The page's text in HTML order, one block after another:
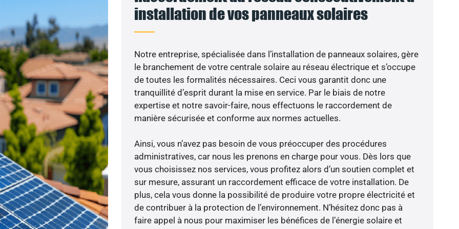
installation de vos panneaux solaires
Notre entreprise, spécialisée dans l’installation de panneaux solaires, gère
le branchement de votre centrale solaire au réseau électrique et s’occupe
de toutes les formalités nécessaires. Ceci vous garantit donc une
tranquillité d’esprit durant la mise en service. Par le biais de notre
expertise et notre savoir-faire, nous effectuons le raccordement de
manière sécurisée et conforme aux normes actuelles.
Ainsi, vous n’avez pas besoin de vous préoccuper des procédures
administratives, car nous les prenons en charge pour vous. Dès lors que
vous choisissez nos services, vous profitez alors d’un soutien complet et
sur mesure, assurant un raccordement efficace de votre installation. De
plus, cela vous donne la possibilité de produire votre propre électricité et
de contribuer à la protection de l’environnement. N’hésitez donc pas à
faire appel à nous pour maximiser les bénéfices de l’énergie solaire et